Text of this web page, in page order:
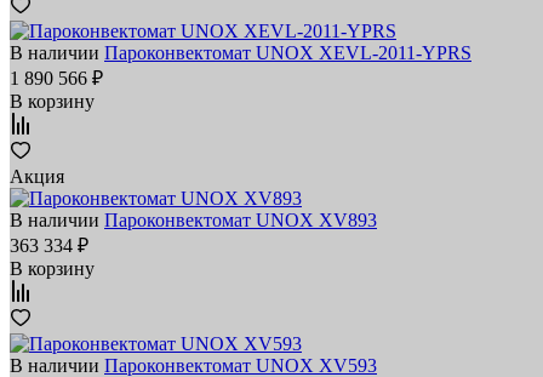
В наличии Пароконвектомат UNOX XEVL-2011-YPRS
1 890 566 ₽
В корзину
Акция
В наличии Пароконвектомат UNOX XV893
363 334 ₽
В корзину
В наличии Пароконвектомат UNOX XV593